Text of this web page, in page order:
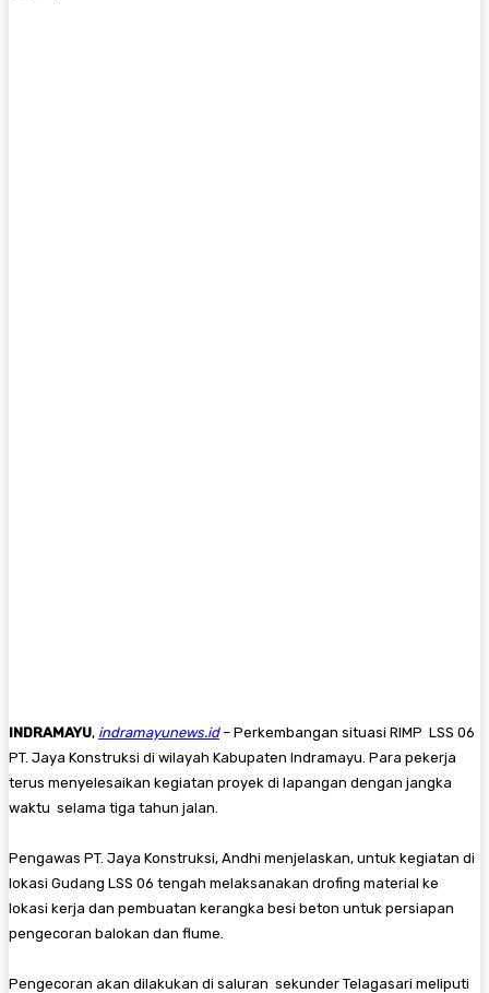
INDRAMAYU, indramayunews.id – Perkembangan situasi RIMP LSS 06
PT. Jaya Konstruksi di wilayah Kabupaten Indramayu. Para pekerja
terus menyelesaikan kegiatan proyek di lapangan dengan jangka
waktu selama tiga tahun jalan.
Pengawas PT. Jaya Konstruksi, Andhi menjelaskan, untuk kegiatan di
lokasi Gudang LSS 06 tengah melaksanakan drofing material ke
lokasi kerja dan pembuatan kerangka besi beton untuk persiapan
pengecoran balokan dan flume.
Pengecoran akan dilakukan di saluran sekunder Telagasari meliputi